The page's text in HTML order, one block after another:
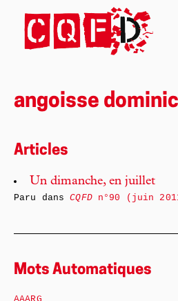
angoisse
Articles
Un dimanche, en juillet
Paru dansCQFDn°90 (juin
Mots Automatiques